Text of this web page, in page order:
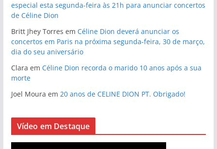
especial esta segunda-feira às 21h para anunciar concertos
de Céline Dion
Britt Jhey Torres em Céline Dion deverá anunciar os
concertos em Paris na próxima segunda-feira, 30 de março,
dia do seu aniversário
Clara em Céline Dion recorda o marido 10 anos após a sua
morte
Joel Moura em 20 anos de CELINE DION PT. Obrigado!
Vídeo em Destaque